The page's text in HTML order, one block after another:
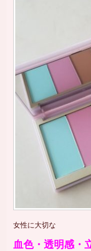
女性に大切な
血色・透明感・